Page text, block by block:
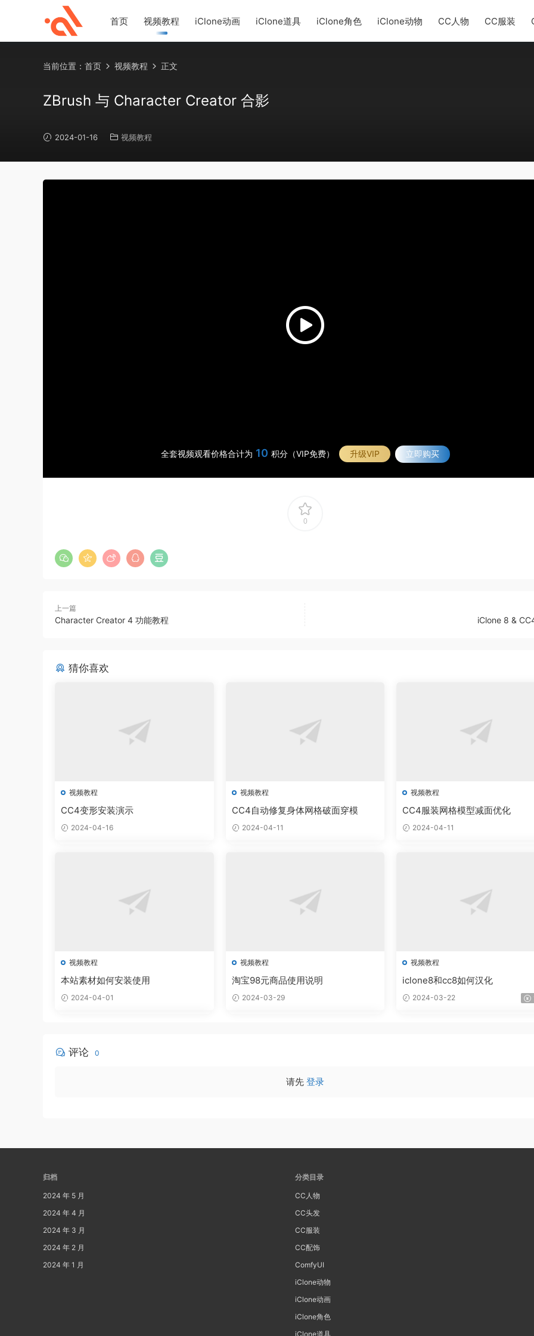
首页 视频教程 iClone动画 iClone道具 iClone角色 iClone动物 CC人物 CC服装
当前位置： 首页 视频教程 正文
ZBrush 与 Character Creator 合影
2024-01-16 视频教程
全套视频观看价格合计为 10 积分（VIP免费） 升级VIP 立即购买
0
上一篇
Character Creator 4 功能教程 iClone 8 &
猜你喜欢
视频教程
CC4变形安装演示
2024-04-16
视频教程
CC4自动修复身体网格破面穿模
2024-04-11
视频教程
CC4服装网格模型减面优化
2024-04-11
视频教程
本站素材如何安装使用
2024-04-01
视频教程
淘宝98元商品使用说明
2024-03-29
视频教程
iclone8和cc8如何汉化
2024-03-22
评论 0
请先 登录
归档
2024 年 5 月
2024 年 4 月
2024 年 3 月
2024 年 2 月
2024 年 1 月
分类目录
CC人物
CC头发
CC服装
CC配饰
ComfyUI
iClone动物
iClone动画
iClone角色
iClone道具